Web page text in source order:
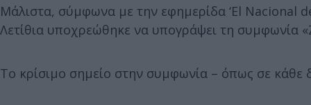
Μάλιστα, σύμφωνα με την εφημερίδα ‘El Nacional
Λετίθια υποχρεώθηκε να υπογράψει τη συμφωνία
Το κρίσιμο σημείο στην συμφωνία – όπως σε κάθε